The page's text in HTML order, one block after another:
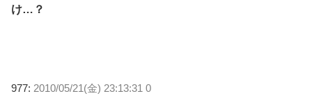
け…？
977: 2010/05/21(金) 23:13:31 0